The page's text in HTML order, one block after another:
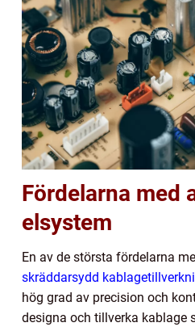
Fördelarna med
elsystem
En av de största fördelarna
skräddarsydd
hög grad av precision och
designa och tillverka kablage